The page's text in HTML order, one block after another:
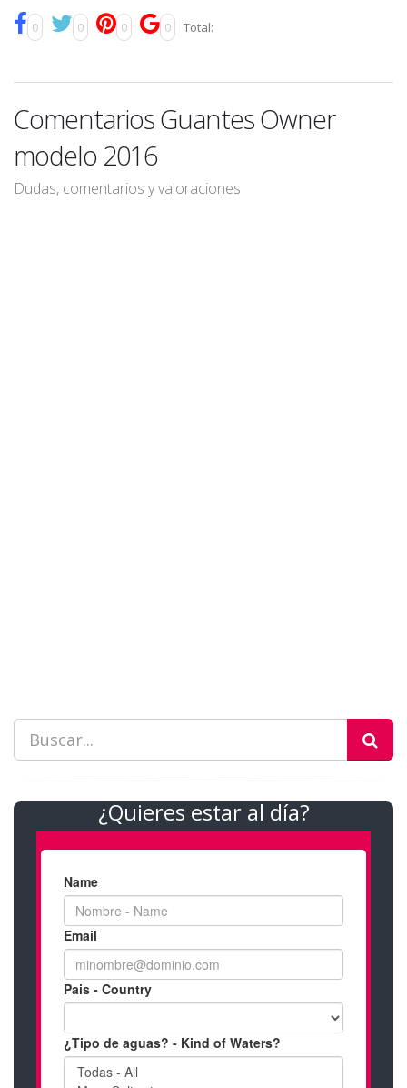
0 0 0 0 Total:
Comentarios Guantes Owner
modelo 2016
Dudas, comentarios y valoraciones
¿Quieres estar al día?